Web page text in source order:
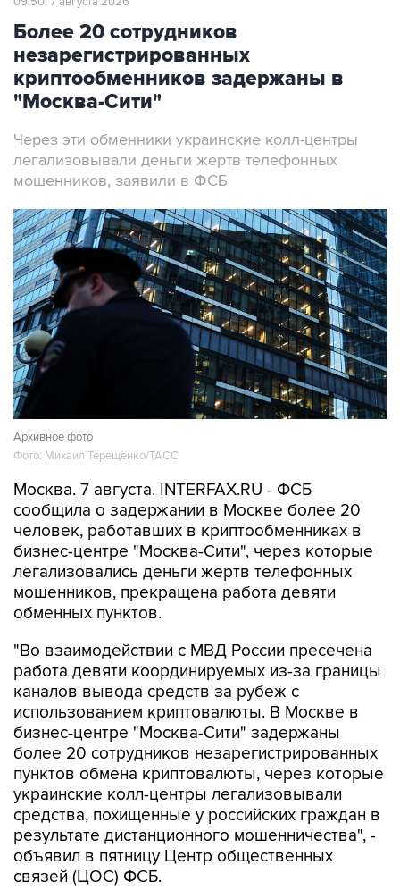
Более 20 сотрудников
незарегистрированных
криптообменников задержаны в
"Москва-Сити"
Через эти обменники украинские колл-центры
легализовывали деньги жертв телефонных
мошенников, заявили в ФСБ
Архивное фото
Фото: Михаил Терещенко/ТАСС
Москва. 7 августа. INTERFAX.RU - ФСБ
сообщила о задержании в Москве более 20
человек, работавших в криптообменниках в
бизнес-центре "Москва-Сити", через которые
легализовались деньги жертв телефонных
мошенников, прекращена работа девяти
обменных пунктов.
"Во взаимодействии с МВД России пресечена
работа девяти координируемых из-за границы
каналов вывода средств за рубеж с
использованием криптовалюты. В Москве в
бизнес-центре "Москва-Сити" задержаны
более 20 сотрудников незарегистрированных
пунктов обмена криптовалюты, через которые
украинские колл-центры легализовывали
средства, похищенные у российских граждан в
результате дистанционного мошенничества", -
объявил в пятницу Центр общественных
связей (ЦОС) ФСБ.